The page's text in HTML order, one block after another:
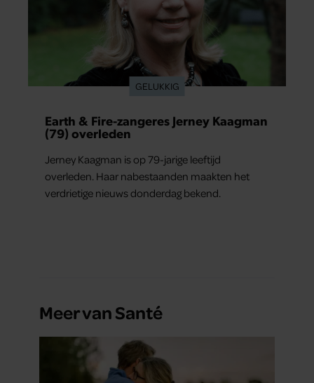
GELUKKIG
Earth & Fire-zangeres Jerney Kaagman
(79) overleden
Jerney Kaagman is op 79-jarige leeftijd
overleden. Haar nabestaanden maakten het
verdrietige nieuws donderdag bekend.
Meer van Santé